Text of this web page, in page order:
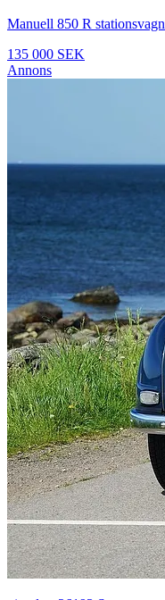
Manuell 850 R stationsvagn
135 000 SEK
Annons